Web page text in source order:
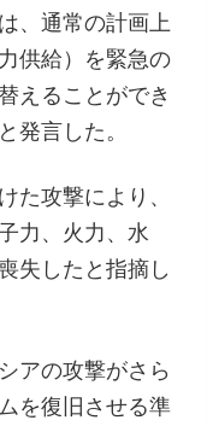
、通常の計画上
供給）を緊急の
えることができ
発言した。
た攻撃により、
力、火力、水
失したと指摘し
アの攻撃がさら
を復旧させる準